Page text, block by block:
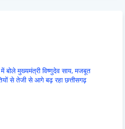
बोले मुख्यमंत्री विष्णुदेव साय, मजबूत
से तेजी से आगे बढ़ रहा छत्तीसगढ़